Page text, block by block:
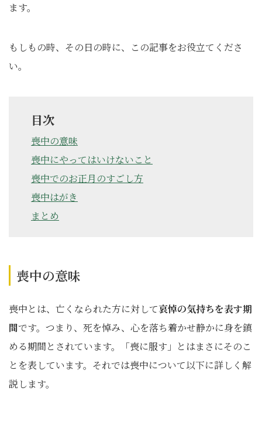
ます。
もしもの時、その日の時に、この記事をお役立てくださ
い。
目次
喪中の意味
喪中にやってはいけないこと
喪中でのお正月のすごし方
喪中はがき
まとめ
喪中の意味
喪中とは、亡くなられた方に対して哀悼の気持ちを表す期
間です。つまり、死を悼み、心を落ち着かせ静かに身を鎮
める期間とされています。「喪に服す」とはまさにそのこ
とを表しています。それでは喪中について以下に詳しく解
説します。